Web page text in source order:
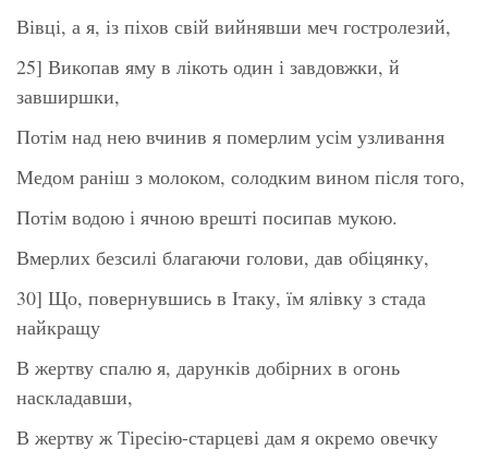
Вівці, а я, із піхов свій вийнявши меч гостролезий,
25] Викопав яму в лікоть один і завдовжки, й
завширшки,
Потім над нею вчинив я померлим усім узливання
Медом раніш з молоком, солодким вином після того,
Потім водою і ячною врешті посипав мукою.
Вмерлих безсилі благаючи голови, дав обіцянку,
30] Що, повернувшись в Ітаку, їм ялівку з стада
найкращу
В жертву спалю я, дарунків добірних в огонь
наскладавши,
В жертву ж Тіресію-старцеві дам я окремо овечку